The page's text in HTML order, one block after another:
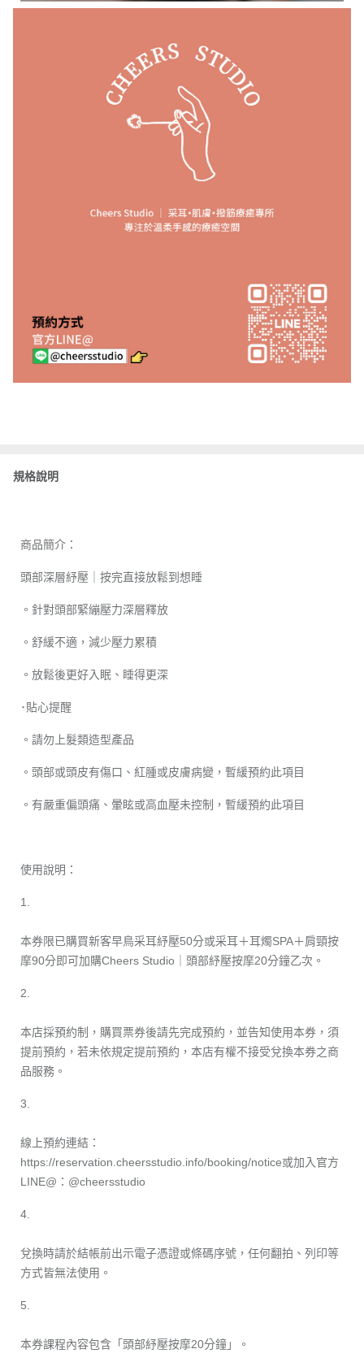
規格說明
商品簡介：
頭部深層紓壓｜按完直接放鬆到想睡
。針對頭部緊繃壓力深層釋放
。舒緩不適，減少壓力累積
。放鬆後更好入眠、睡得更深
･貼心提醒
。請勿上髮類造型產品
。頭部或頭皮有傷口、紅腫或皮膚病變，暫緩預約此項目
。有嚴重偏頭痛、暈眩或高血壓未控制，暫緩預約此項目
使用說明：
1.
本券限已購買新客早鳥采耳紓壓50分或采耳＋耳燭SPA＋肩頸按
摩90分即可加購Cheers Studio｜頭部紓壓按摩20分鐘乙次。
2.
本店採預約制，購買票券後請先完成預約，並告知使用本券，須
提前預約，若未依規定提前預約，本店有權不接受兌換本券之商
品服務。
3.
線上預約連結：
https://reservation.cheersstudio.info/booking/notice或加入官方
LINE@：@cheersstudio
4.
兌換時請於結帳前出示電子憑證或條碼序號，任何翻拍、列印等
方式皆無法使用。
5.
本券課程內容包含「頭部紓壓按摩20分鐘」。